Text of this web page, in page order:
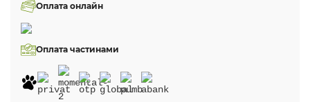
Оплата онлайн
Оплата частинами